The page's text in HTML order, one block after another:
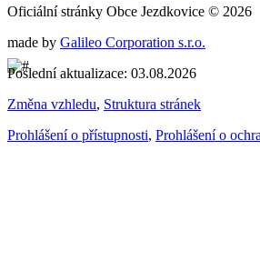
Oficiální stránky Obce Jezdkovice © 2026
made by Galileo Corporation s.r.o.
Poslední aktualizace: 03.08.2026
Změna vzhledu, Struktura stránek
Prohlášení o přístupnosti, Prohlášení o